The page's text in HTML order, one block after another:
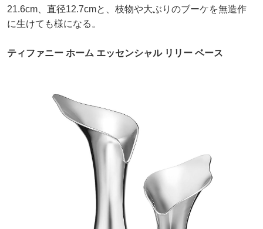
21.6cm、直径12.7cmと、枝物や大ぶりのブーケを無造作
に生けても様になる。
ティファニー ホーム エッセンシャル リリー ベース